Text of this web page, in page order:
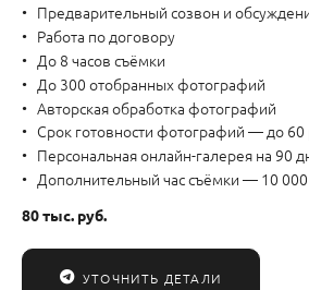
Предварительный созвон и
Работа по договору
До 8 часов съёмки
До 300 отобранных фотографий
Авторская обработка фотографий
Срок готовности фотографий — до 60
Персональная онлайн-галерея на 90
Дополнительный час съёмки — 10
80 тыс. руб.
УТОЧНИТЬ ДЕТАЛИ